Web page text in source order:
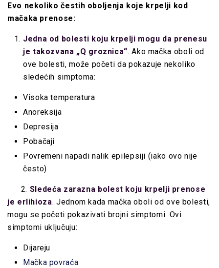
Evo nekoliko čestih oboljenja koje krpelji kod
mačaka prenose:
Jedna od bolesti koju krpelji mogu da prenesu
je takozvana „Q groznica“. Ako mačka oboli od
ove bolesti, može početi da pokazuje nekoliko
sledećih simptoma:
Visoka temperatura
Anoreksija
Depresija
Pobačaji
Povremeni napadi nalik epilepsiji (iako ovo nije
često)
2. Sledeća zarazna bolest koju krpelji prenose
je erlihioza. Jednom kada mačka oboli od ove bolesti,
mogu se početi pokazivati brojni simptomi. Ovi
simptomi uključuju:
Dijareju
Mačka povraća